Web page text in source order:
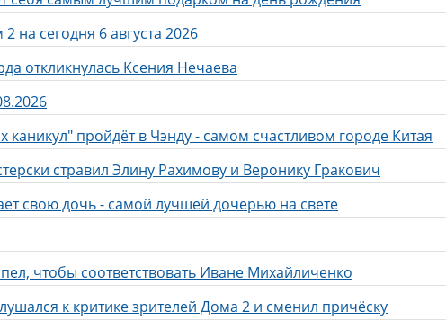
на сегодня 6 августа 2026
откликнулась Ксения Нечаева
каникул" пройдёт в Чэнду - самом счастливом городе Китая
стравил Элину Рахимову и Веронику Гракович
свою дочь - самой лучшей дочерью на свете
чтобы соответствовать Иване Михайличенко
к критике зрителей Дома 2 и сменил причёску